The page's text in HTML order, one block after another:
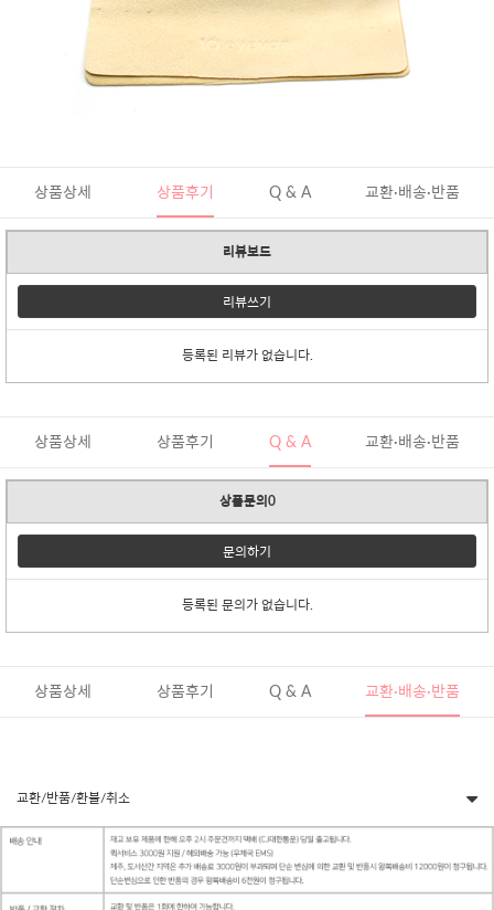
상품상세 상품후기 Q & A 교환·배송·반품
리뷰보드
리뷰쓰기
등록된 리뷰가 없습니다.
상품상세 상품후기 Q & A 교환·배송·반품
상품문의0
문의하기
등록된 문의가 없습니다.
상품상세 상품후기 Q & A 교환·배송·반품
교환/반품/환불/취소